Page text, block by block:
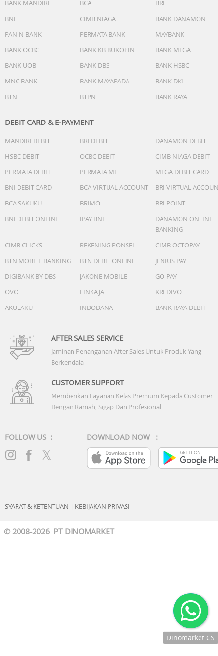
-Dapat menampilkan C atau F
-Terdapat fitur HOLD
-Otomatis mati sendiri setelah 10 menit tidak digunakan
-Baterai 1.5V AG13 / LR44 (include)
-Panjang Probe 15cm
-Panjang Total : 23.9cm
NOTE : VIDEO HANYA SEBAGAI CONTOH PENGGUNAAN
BANK MANDIRI BCA
BRI
BNI
CIMB NIAGA
BANK DANAMON
PANIN BANK
PERMATA BANK
MAYBANK
BANK OCBC
BANK KB BUKOPIN
BANK MEGA
BANK UOB
BANK DBS
BANK HSBC
MNC BANK
BANK MAYAPADA
BANK DKI
BTN
BTPN BANK RAYA
DEBIT CARD & E-PAYMENT
MANDIRI DEBIT BRI DEBIT
DANAMON DEBIT
HSBC DEBIT
OCBC DEBIT
CIMB NIAGA DEBIT
PERMATA DEBIT
PERMATA ME
MEGA DEBIT CARD
BNI DEBIT CARD
BCA VIRTUAL ACCOUNT
BRI VIRTUAL
BCA SAKUKU
BRIMO
BRI POINT
BNI DEBIT ONLINE
IPAY BNI
DANAMON ONLINE
BANKING
CIMB CLICKS
REKENING PONSEL
CIMB OCTOPAY
BTN MOBILE BANKING
BTN DEBIT ONLINE
JENIUS PAY
DIGIBANK BY DBS
JAKONE MOBILE
GO-PAY
OVO
LINKAJA
KREDIVO
AKULAKU
INDODANA BANK RAYA DEBIT
AFTER SALES SERVICE
Jaminan Penanganan After Sales Untuk Produk Yang
Berkendala
CUSTOMER SUPPORT
Memberikan Layanan Kelas Premium Kepada Customer
Dengan Ramah, Sigap Dan Profesional
FOLLOW US : DOWNLOAD NOW :
SYARAT & KETENTUAN | KEBIJAKAN PRIVASI
© 2008-2026 PT DINOMARKET
Dinomarket CS